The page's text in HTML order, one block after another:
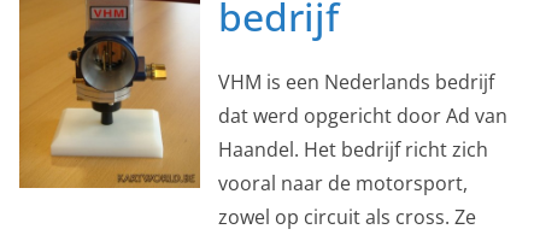
bedrijf
VHM is een Nederlands bedrijf
dat werd opgericht door Ad van
Haandel. Het bedrijf richt zich
vooral naar de motorsport,
zowel op circuit als cross. Ze